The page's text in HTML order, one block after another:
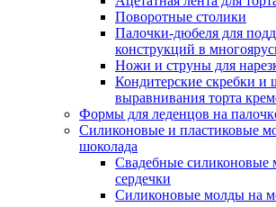
Поворотные столики
Палочки-дюбеля для
конструкций в
Ножи и струны для
Кондитерские скребки и
выравнивания торта
Формы для леденцов на
Силиконовые и пластиковые
шоколада
Свадебные силиконовые
сердечки
Силиконовые молды на